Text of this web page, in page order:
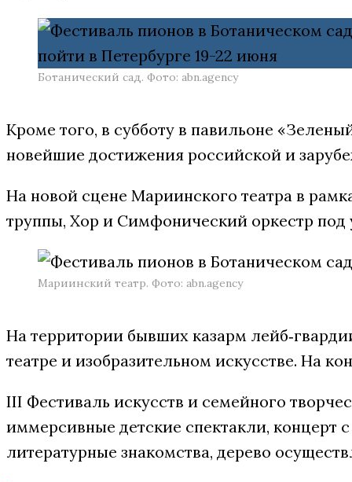
Ботанический сад. Фото: abn.agency
Кроме того, в субботу в павильоне
новейшие достижения российской и
На новой сцене Мариинского театра в
труппы, Хор и Симфонический оркестр под
Мариинский театр. Фото: abn.agency
На территории бывших казарм
театре и изобразительном искусстве. На
III Фестиваль искусств и семейного
иммерсивные детские спектакли, концерт
литературные знакомства, дерево